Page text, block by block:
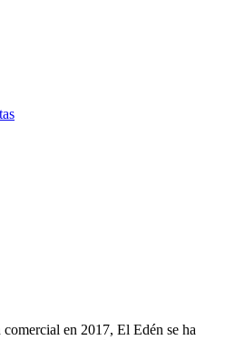
en 2017, El Edén se ha